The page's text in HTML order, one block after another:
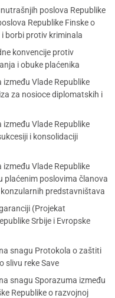
poslova Republike
Republike Finske o
borbi protiv kriminala
konvencije protiv
i obuke plaćenika
Vlade Republike
za nosioce diplomatskih i
Vlade Republike
i konsolidaciji
Vlade Republike
plaćenim poslovima članova
predstavništava
(Projekat
Srbije i Evropske
snagu Protokola o zaštiti
slivu reke Save
snagu Sporazuma između
Republike o razvojnoj